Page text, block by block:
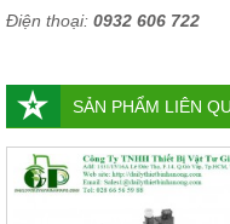
Điện thoại: 0932 606 722
SẢN PHẨM LIÊN